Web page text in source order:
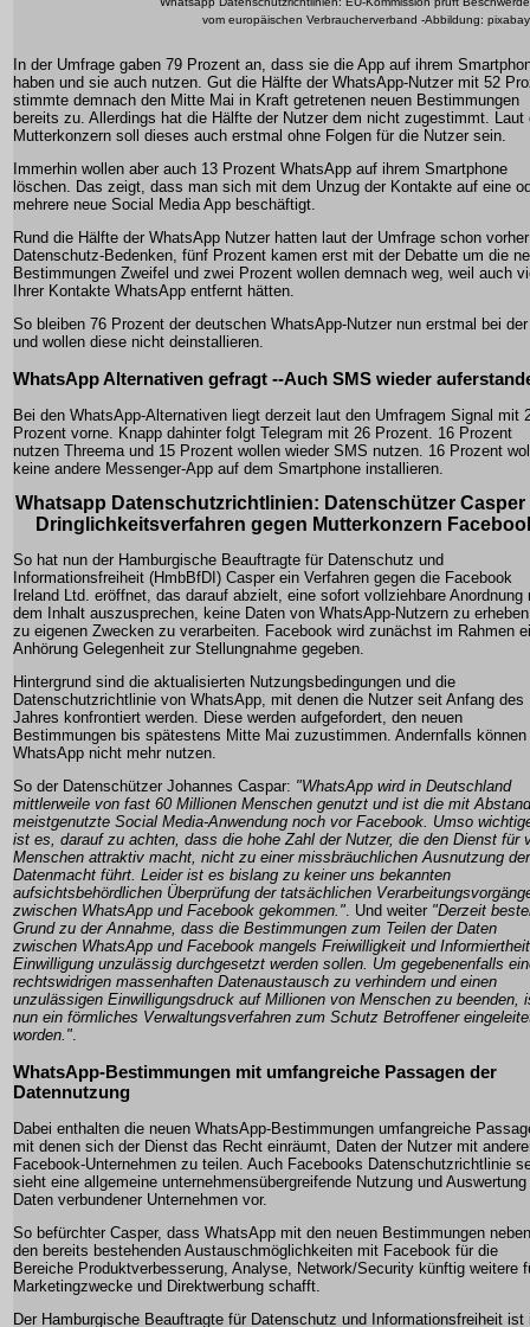
vom europäischen Verbraucherverband -Abbildung: pixabay
In der Umfrage gaben 79 Prozent an, dass sie die App auf ihrem
haben und sie auch nutzen. Gut die Hälfte der WhatsApp-Nutzer mit 52
stimmte demnach den Mitte Mai in Kraft getretenen neuen Bestimmungen
bereits zu. Allerdings hat die Hälfte der Nutzer dem nicht zugestimmt. Laut
Mutterkonzern soll dieses auch erstmal ohne Folgen für die Nutzer sein.
Immerhin wollen aber auch 13 Prozent WhatsApp auf ihrem Smartphone
löschen. Das zeigt, dass man sich mit dem Unzug der Kontakte auf eine
mehrere neue Social Media App beschäftigt.
Rund die Hälfte der WhatsApp Nutzer hatten laut der Umfrage schon vorher
Datenschutz-Bedenken, fünf Prozent kamen erst mit der Debatte um die
Bestimmungen Zweifel und zwei Prozent wollen demnach weg, weil auch
Ihrer Kontakte WhatsApp entfernt hätten.
So bleiben 76 Prozent der deutschen WhatsApp-Nutzer nun erstmal bei der
und wollen diese nicht deinstallieren.
WhatsApp Alternativen gefragt --Auch SMS wieder
Bei den WhatsApp-Alternativen liegt derzeit laut den Umfragem Signal mit
Prozent vorne. Knapp dahinter folgt Telegram mit 26 Prozent. 16 Prozent
nutzen Threema und 15 Prozent wollen wieder SMS nutzen. 16 Prozent
keine andere Messenger-App auf dem Smartphone installieren.
Whatsapp Datenschutzrichtlinien: Datenschützer Casper
Dringlichkeitsverfahren gegen Mutterkonzern
So hat nun der Hamburgische Beauftragte für Datenschutz und
Informationsfreiheit (HmbBfDI) Casper ein Verfahren gegen die Facebook
Ireland Ltd. eröffnet, das darauf abzielt, eine sofort vollziehbare Anordnung
dem Inhalt auszusprechen, keine Daten von WhatsApp-Nutzern zu
zu eigenen Zwecken zu verarbeiten. Facebook wird zunächst im Rahmen
Anhörung Gelegenheit zur Stellungnahme gegeben.
Hintergrund sind die aktualisierten Nutzungsbedingungen und die
Datenschutzrichtlinie von WhatsApp, mit denen die Nutzer seit Anfang des
Jahres konfrontiert werden. Diese werden aufgefordert, den neuen
Bestimmungen bis spätestens Mitte Mai zuzustimmen. Andernfalls
WhatsApp nicht mehr nutzen.
So der Datenschützer Johannes Caspar: "WhatsApp wird in Deutschland
mittlerweile von fast 60 Millionen Menschen genutzt und ist die mit Abstand
meistgenutzte Social Media-Anwendung noch vor Facebook. Umso
ist es, darauf zu achten, dass die hohe Zahl der Nutzer, die den Dienst für
Menschen attraktiv macht, nicht zu einer missbräuchlichen Ausnutzung der
Datenmacht führt. Leider ist es bislang zu keiner uns bekannten
aufsichtsbehördlichen Überprüfung der tatsächlichen
zwischen WhatsApp und Facebook gekommen." . Und weiter "Derzeit
Grund zu der Annahme, dass die Bestimmungen zum Teilen der Daten
zwischen WhatsApp und Facebook mangels Freiwilligkeit und
Einwilligung unzulässig durchgesetzt werden sollen. Um gegebenenfalls
rechtswidrigen massenhaften Datenaustausch zu verhindern und einen
unzulässigen Einwilligungsdruck auf Millionen von Menschen zu beenden,
nun ein förmliches Verwaltungsverfahren zum Schutz Betroffener
worden."
WhatsApp-Bestimmungen mit umfangreiche Passagen der
Datennutzung
Dabei enthalten die neuen WhatsApp-Bestimmungen umfangreiche
mit denen sich der Dienst das Recht einräumt, Daten der Nutzer mit
Facebook-Unternehmen zu teilen. Auch Facebooks Datenschutzrichtlinie
sieht eine allgemeine unternehmensübergreifende Nutzung und
Daten verbundener Unternehmen vor.
So befürchter Casper, dass WhatsApp mit den neuen Bestimmungen neben
den bereits bestehenden Austauschmöglichkeiten mit Facebook für die
Bereiche Produktverbesserung, Analyse, Network/Security künftig weitere
Marketingzwecke und Direktwerbung schafft.
Der Hamburgische Beauftragte für Datenschutz und Informationsfreiheit ist